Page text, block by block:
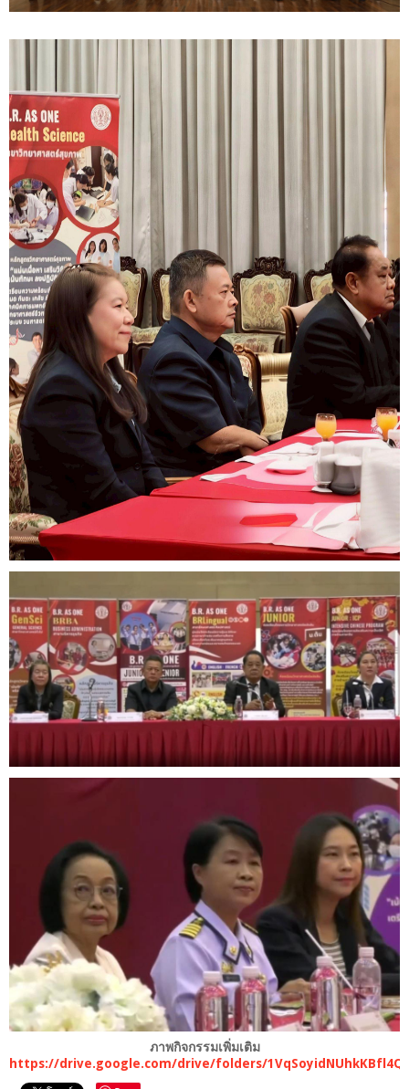
ภาพกิจกรรมเพิ่มเติม
https://drive.google.com/drive/folders/